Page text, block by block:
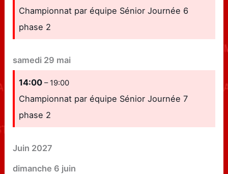
Championnat par équipe Sénior Journée 6
phase 2
samedi 29 mai
14:00– 19:00
Championnat par équipe Sénior Journée 7
phase 2
Juin 2027
dimanche 6 juin